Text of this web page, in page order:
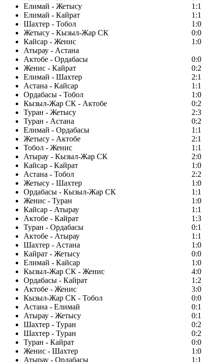
Елимай - Жетысу
1:1
Елимай - Кайрат
1:1
Шахтер - Тобол
1:0
Жетысу - Кызыл-Жар СК
0:0
Кайсар - Женис
1:0
Атырау - Астана
Актобе - Ордабасы
0:0
Женис - Кайрат
0:2
Елимай - Шахтер
2:1
Астана - Кайсар
1:1
Ордабасы - Тобол
1:0
Кызыл-Жар СК - Актобе
0:2
Туран - Жетысу
2:3
Туран - Астана
0:2
Елимай - Ордабасы
1:1
Жетысу - Актобе
2:1
Тобол - Женис
1:1
Атырау - Кызыл-Жар СК
2:0
Кайсар - Кайрат
1:0
Астана - Тобол
2:2
Жетысу - Шахтер
1:0
Ордабасы - Кызыл-Жар СК
1:1
Женис - Туран
1:0
Кайсар - Атырау
1:1
Актобе - Кайрат
1:3
Туран - Ордабасы
0:1
Актобе - Атырау
1:1
Шахтер - Астана
1:0
Кайрат - Жетысу
0:0
Елимай - Кайсар
1:0
Кызыл-Жар СК - Женис
4:0
Ордабасы - Кайрат
1:2
Актобе - Женис
3:0
Кызыл-Жар СК - Тобол
0:0
Астана - Елимай
0:1
Атырау - Жетысу
0:1
Шахтер - Туран
0:2
Шахтер - Туран
0:2
Туран - Кайрат
0:0
Женис - Шахтер
1:0
Атырау - Ордабасы
1:1